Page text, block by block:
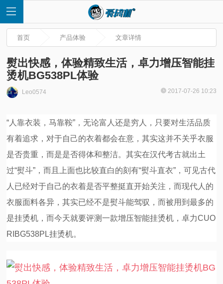
首
快
评
测
视
频
首页 产品体验 文章详情
熨出快感，体验精致生活，卓力增压智能挂
烫机BG538PL体验
Leo0574 2017-07-26 10:23
“人靠衣装，马靠鞍”，无论富人还是穷人，只要对生活品质
有着追求，对于自己的衣着都会在意，其实这并不关乎衣服
是否贵重，而是是否得体和整洁。其实在汉代考古就出土
过“熨斗”，而且上面也比较直白的刻有“熨斗直衣”，可见古代
人已经对于自己的衣着是否平整挺直开始关注，而现代人的
衣服面料各异，其实已经不是熨斗能驾驭，而被用到最多的
是挂烫机，而今天就要评测一款增压智能挂烫机，卓力CUO
RIBG538PL挂烫机。